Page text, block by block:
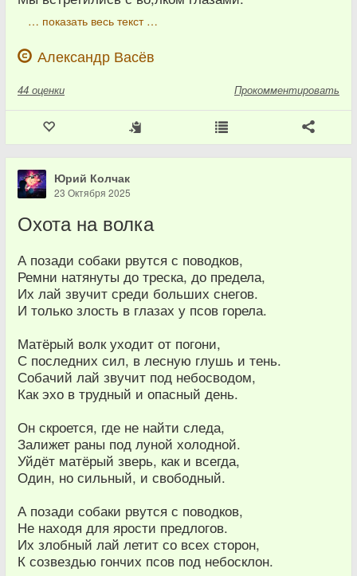
… показать весь текст …
Александр Васёв
44 оценки Прокомментировать
Юрий Колчак
23 Октября 2025
Охота на волка
А позади собаки рвутся с поводков,
Ремни натянуты до треска, до предела,
Их лай звучит среди больших снегов.
И только злость в глазах у псов горела.
Матёрый волк уходит от погони,
С последних сил, в лесную глушь и тень.
Собачий лай звучит под небосводом,
Как эхо в трудный и опасный день.
Он скроется, где не найти следа,
Залижет раны под луной холодной.
Уйдёт матёрый зверь, как и всегда,
Один, но сильный, и свободный.
А позади собаки рвутся с поводков,
Не находя для ярости предлогов.
Их злобный лай летит со всех сторон,
К созвездью гончих псов под небосклон.